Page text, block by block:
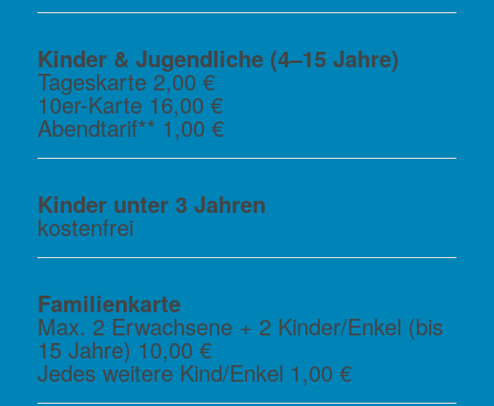
Kinder & Jugendliche (4–15 Jahre)
Tageskarte 2,00 €
10er-Karte 16,00 €
Abendtarif** 1,00 €
Kinder unter 3 Jahren
kostenfrei
Familienkarte
Max. 2 Erwachsene + 2 Kinder/Enkel (bis
15 Jahre) 10,00 €
Jedes weitere Kind/Enkel 1,00 €